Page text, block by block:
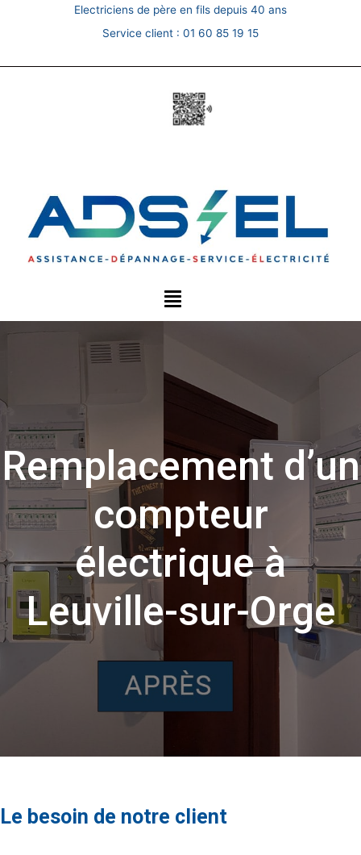
Electriciens de père en fils depuis 40 ans
Service client : 01 60 85 19 15
Remplacement d’un
compteur
électrique à
Leuville-sur-Orge
Le besoin de notre client